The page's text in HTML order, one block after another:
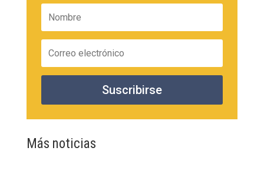
Suscribirse
Más noticias